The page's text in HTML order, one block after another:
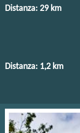
Distanza: 29 km
Distanza: 1,2 km